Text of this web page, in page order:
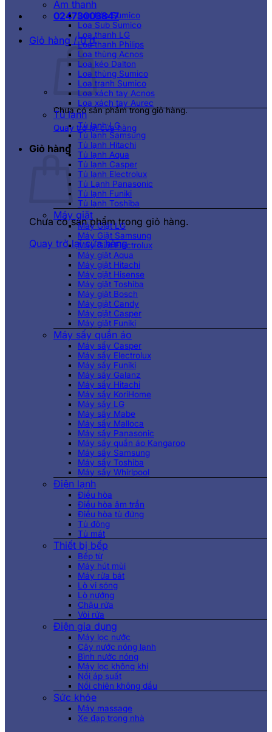
02473003847
Giỏ hàng /0₫
Chưa có sản phẩm trong giỏ hàng.
Quay trở lại cửa hàng
Giỏ hàng
Chưa có sản phẩm trong giỏ hàng.
Quay trở lại cửa hàng
Âm thanh
Loa kéo Sumico
Loa Sub Sumico
Loa thanh LG
Loa thanh Philips
Loa thùng Acnos
Loa kéo Dalton
Loa thùng Sumico
Loa tranh Sumico
Loa xách tay Acnos
Loa xách tay Aurec
Tủ lạnh
Tủ lạnh LG
Tủ lạnh Samsung
Tủ lạnh Hitachi
Tủ lạnh Aqua
Tủ lạnh Casper
Tủ lạnh Electrolux
Tủ Lạnh Panasonic
Tủ lạnh Funiki
Tủ lạnh Toshiba
Máy giặt
Máy Giặt LG
Máy Giặt Samsung
Máy Giặt Electrolux
Máy giặt Aqua
Máy giặt Hitachi
Máy giặt Hisense
Máy giặt Toshiba
Máy giặt Bosch
Máy giặt Candy
Máy giặt Casper
Máy giặt Funiki
Máy sấy quần áo
Máy sấy Casper
Máy sấy Electrolux
Máy sấy Funiki
Máy sấy Galanz
Máy sấy Hitachi
Máy sấy KoriHome
Máy sấy LG
Máy sấy Mabe
Máy sấy Malloca
Máy sấy Panasonic
Máy sấy quần áo Kangaroo
Máy sấy Samsung
Máy sấy Toshiba
Máy sấy Whirlpool
Điện lạnh
Điều hòa
Điều hòa âm trần
Điều hòa tủ đứng
Tủ đông
Tủ mát
Thiết bị bếp
Bếp từ
Máy hút mùi
Máy rửa bát
Lò vi sóng
Lò nướng
Chậu rửa
Vòi rửa
Điện gia dụng
Máy lọc nước
Cây nước nóng lạnh
Bình nước nóng
Máy lọc không khí
Nồi áp suất
Nồi chiên không dầu
Sức khỏe
Máy massage
Xe đạp trong nhà